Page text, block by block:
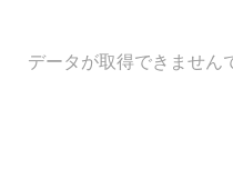
データが取得できません